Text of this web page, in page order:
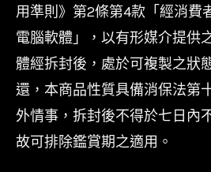
用準則》第2條第4款「經消費
電腦軟體」，以有形媒介提供
體經拆封後，處於可複製之狀
還，本商品性質具備消保法第
外情事，拆封後不得於七日內
故可排除鑑賞期之適用。